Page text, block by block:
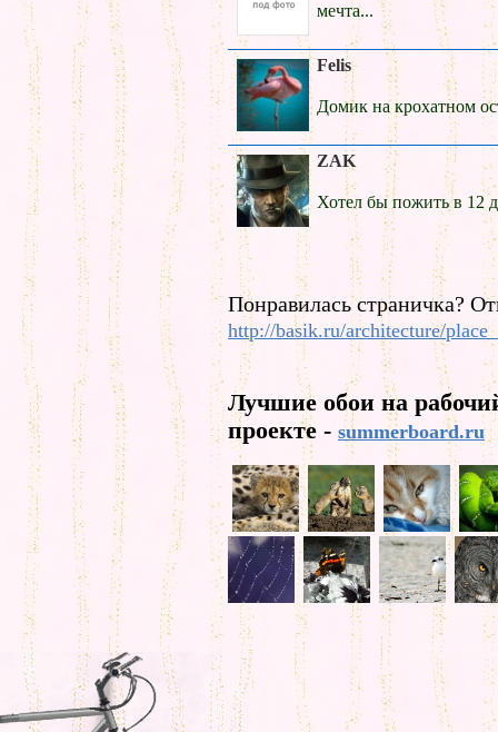
мечта...
Felis
Домик на крохатном
ZAK
Хотел бы пожить в 12
Понравилась страничка?
http://basik.ru/architecture/
Лучшие обои на
проекте - summerboard.ru